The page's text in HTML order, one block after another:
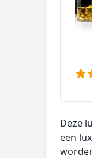
Deze
een